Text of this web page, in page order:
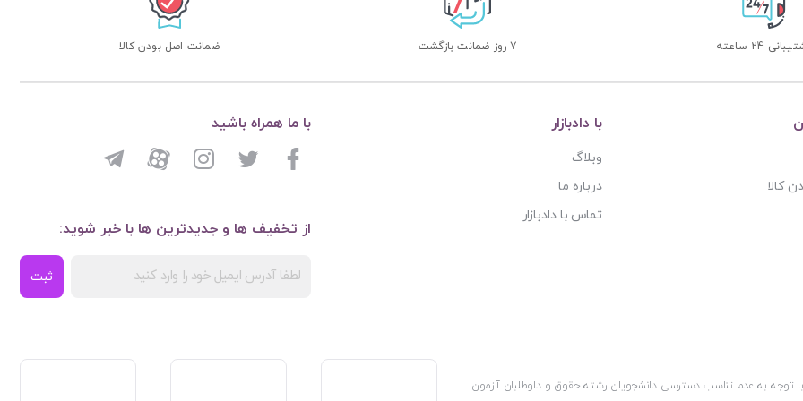
24 ساعته 7 روز ضمانت بازگشت ضمانت اصل بودن کالا
کالا
با دادبازار
وبلاگ
درباره ما
تماس با دادبازار
از تخفیف ها و جدیدترین ها با خبر شوید:
ثبت
با ما همراه باشید
توجه به عدم تناسب دسترسی دانشجویان رشته حقوق و داوطلبان آزمون